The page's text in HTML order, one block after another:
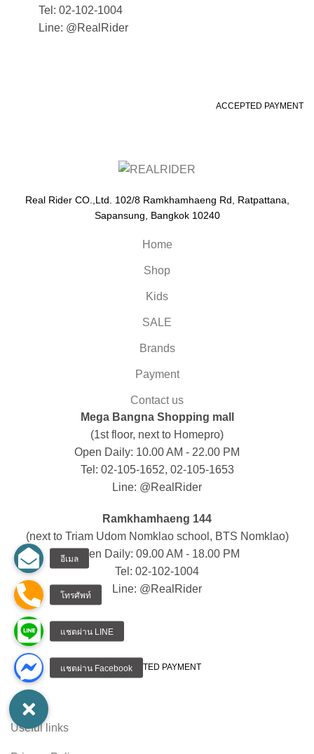
Tel: 02-102-1004
Line: @RealRider
ACCEPTED PAYMENT
Real Rider CO.,Ltd. 102/8 Ramkhamhaeng Rd, Ratpattana,
Sapansung, Bangkok 10240
Home
Shop
Kids
SALE
Brands
Payment
Contact us
Mega Bangna Shopping mall
(1st floor, next to Homepro)
Open Daily: 10.00 AM - 22.00 PM
Tel: 02-105-1652, 02-105-1653
Line: @RealRider
Ramkhamhaeng 144
(next to Triam Udom Nomklao school, BTS Nomklao)
Open Daily: 09.00 AM - 18.00 PM
Tel: 02-102-1004
Line: @RealRider
ACCEPTED PAYMENT
Useful links